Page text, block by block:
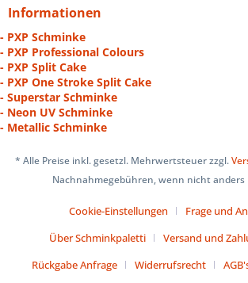
Informationen
- PXP Schminke
- PXP Professional Colours
- PXP Split Cake
- PXP One Stroke Split Cake
- Superstar Schminke
- Neon UV Schminke
- Metallic Schminke
* Alle Preise inkl. gesetzl. Mehrwertsteuer zzgl.
Nachnahmegebühren, wenn nicht anders
Cookie-Einstellungen
Frage und
Über Schminkpaletti
Versand und
Rückgabe Anfrage
Widerrufsrecht